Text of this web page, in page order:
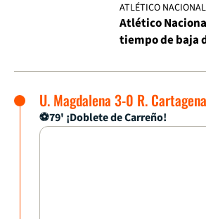
ATLÉTICO NACIONAL
Atlético
tiempo de baja
U. Magdalena 3-0 R. Cartagena
⚽79' ¡Doblete de Carreño!